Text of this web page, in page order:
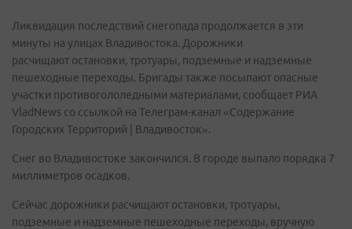
Ликвидация последствий снегопада продолжается в эти
минуты на улицах Владивостока. Дорожники
расчищают остановки, тротуары, подземные и надземные
пешеходные переходы. Бригады также посыпают опасные
участки противогололедными материалами, сообщает РИА
VladNews со ссылкой на Телеграм-канал «Содержание
Городских Территорий | Владивосток».
Снег во Владивостоке закончился. В городе выпало порядка 7
миллиметров осадков.
Сейчас дорожники расчищают остановки, тротуары,
подземные и надземные пешеходные переходы, вручную